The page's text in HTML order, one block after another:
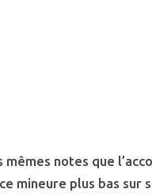
notes que
mineure plus bas sur